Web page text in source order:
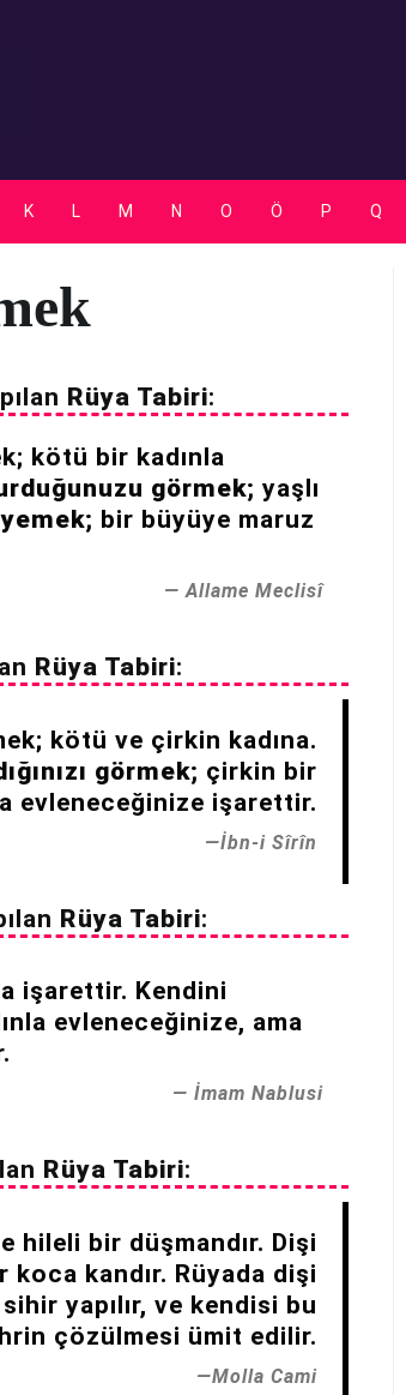
Tabirleri
K L M N O Ö P Q
Rüya Tabiri:
kötü bir kadınla
görmek; yaşlı
bir büyüye maruz
Allame Meclisî
Rüya Tabiri:
kötü ve çirkin kadına.
görmek; çirkin bir
evleneceğinize işarettir.
İbn-i Sîrîn
Rüya Tabiri:
işarettir. Kendini
evleneceğinize, ama
İmam Nablusi
Rüya Tabiri:
hileli bir düşmandır. Dişi
kandır. Rüyada dişi
yapılır, ve kendisi bu
çözülmesi ümit edilir.
Molla Cami